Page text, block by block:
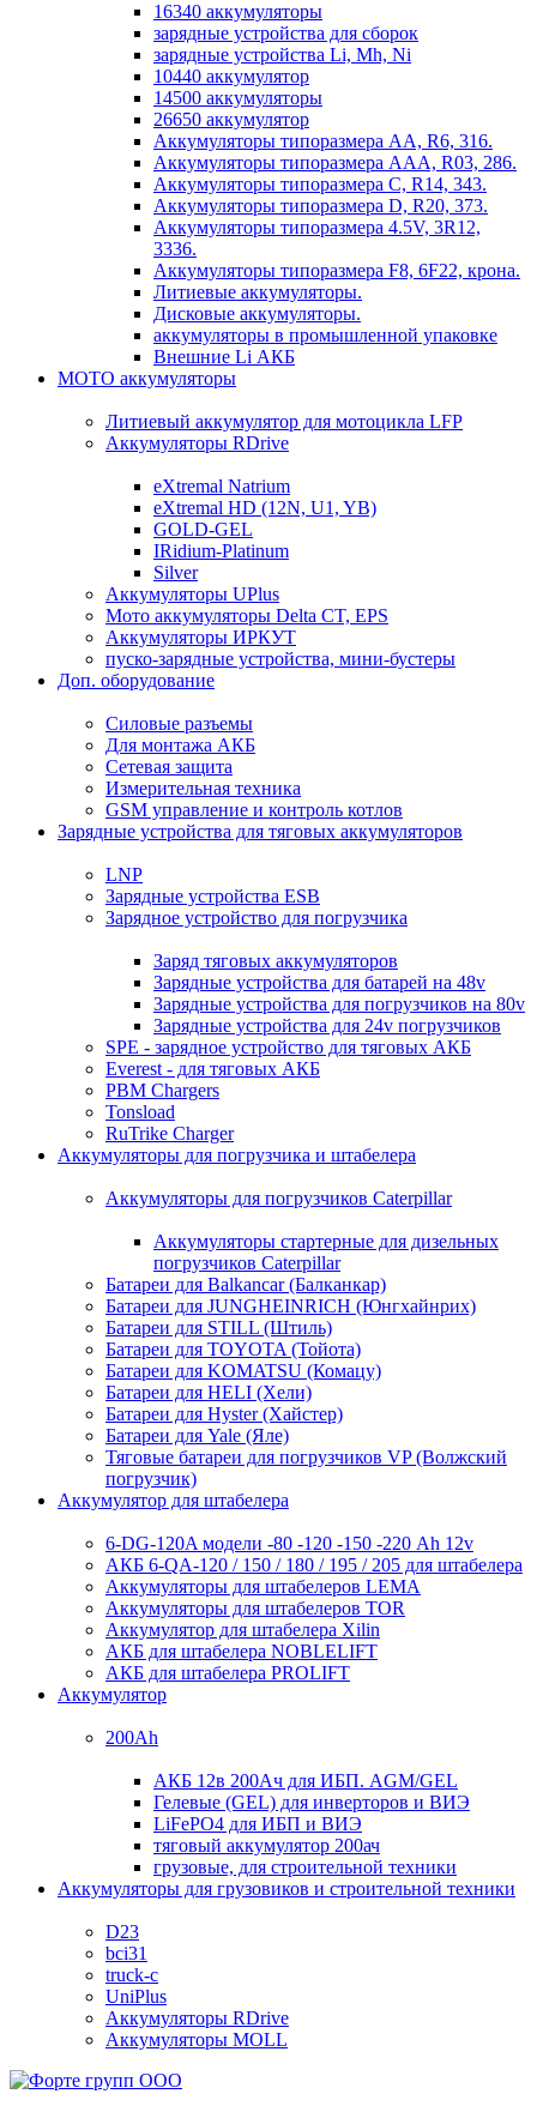
16340 аккумуляторы
зарядные устройства для сборок
зарядные устройства Li, Mh, Ni
10440 аккумулятор
14500 аккумуляторы
26650 аккумулятор
Аккумуляторы типоразмера АА, R6, 316.
Аккумуляторы типоразмера ААА, R03, 286.
Аккумуляторы типоразмера С, R14, 343.
Аккумуляторы типоразмера D, R20, 373.
Аккумуляторы типоразмера 4.5V, 3R12,
3336.
Аккумуляторы типоразмера F8, 6F22, крона.
Литиевые аккумуляторы.
Дисковые аккумуляторы.
аккумуляторы в промышленной упаковке
Внешние Li АКБ
МОТО аккумуляторы
Литиевый аккумулятор для мотоцикла LFP
Аккумуляторы RDrive
eXtremal Natrium
eXtremal HD (12N, U1, YB)
GOLD-GEL
IRidium-Platinum
Silver
Аккумуляторы UPlus
Мото аккумуляторы Delta CT, EPS
Аккумуляторы ИРКУТ
пуско-зарядные устройства, мини-бустеры
Доп. оборудование
Силовые разъемы
Для монтажа АКБ
Сетевая защита
Измерительная техника
GSM управление и контроль котлов
Зарядные устройства для тяговых аккумуляторов
LNP
Зарядные устройства ESB
Зарядное устройство для погрузчика
Заряд тяговых аккумуляторов
Зарядные устройства для батарей на 48v
Зарядные устройства для погрузчиков на 80v
Зарядные устройства для 24v погрузчиков
SPE - зарядное устройство для тяговых АКБ
Everest - для тяговых АКБ
PBM Chargers
Tonsload
RuTrike Charger
Аккумуляторы для погрузчика и штабелера
Аккумуляторы для погрузчиков Caterpillar
Аккумуляторы стартерные для дизельных
погрузчиков Caterpillar
Батареи для Balkancar (Балканкар)
Батареи для JUNGHEINRICH (Юнгхайнрих)
Батареи для STILL (Штиль)
Батареи для TOYOTA (Тойота)
Батареи для KOMATSU (Комацу)
Батареи для HELI (Хели)
Батареи для Hyster (Хайстер)
Батареи для Yale (Яле)
Тяговые батареи для погрузчиков VP (Волжский
погрузчик)
Аккумулятор для штабелера
6-DG-120A модели -80 -120 -150 -220 Ah 12v
АКБ 6-QA-120 / 150 / 180 / 195 / 205 для штабелера
Аккумуляторы для штабелеров LEMA
Аккумуляторы для штабелеров TOR
Аккумулятор для штабелера Xilin
АКБ для штабелера NOBLELIFT
АКБ для штабелера PROLIFT
Аккумулятор
200Ah
АКБ 12в 200Ач для ИБП. AGM/GEL
Гелевые (GEL) для инверторов и ВИЭ
LiFePO4 для ИБП и ВИЭ
тяговый аккумулятор 200ач
грузовые, для строительной техники
Аккумуляторы для грузовиков и строительной техники
D23
bci31
truck-c
UniPlus
Аккумуляторы RDrive
Аккумуляторы MOLL